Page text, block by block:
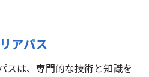
アパス
スは、専門的な技術と知識を